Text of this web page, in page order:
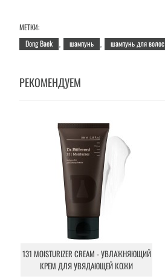
МЕТКИ:
Dong Baek
шампунь шампунь для волос
РЕКОМЕНДУЕМ
131 MOISTURIZER CREAM - УВЛАЖНЯЮЩИЙ
КРЕМ ДЛЯ УВЯДАЮЩЕЙ КОЖИ